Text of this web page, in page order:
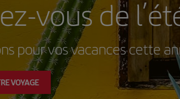
de l’été ?
vacances cette année